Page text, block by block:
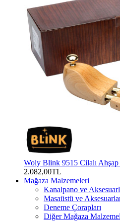
Woly Blink 9515 Cilalı Ahşap
2.082,00TL
Mağaza Malzemeleri
Kanalpano ve
Masaüstü ve
Deneme Çorapları
Diğer Mağaza